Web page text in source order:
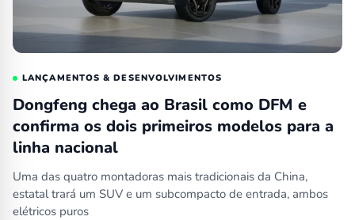
LANÇAMENTOS & DESENVOLVIMENTOS
Dongfeng chega ao Brasil como DFM e
confirma os dois primeiros modelos para a
linha nacional
Uma das quatro montadoras mais tradicionais da China,
estatal trará um SUV e um subcompacto de entrada, ambos
elétricos puros